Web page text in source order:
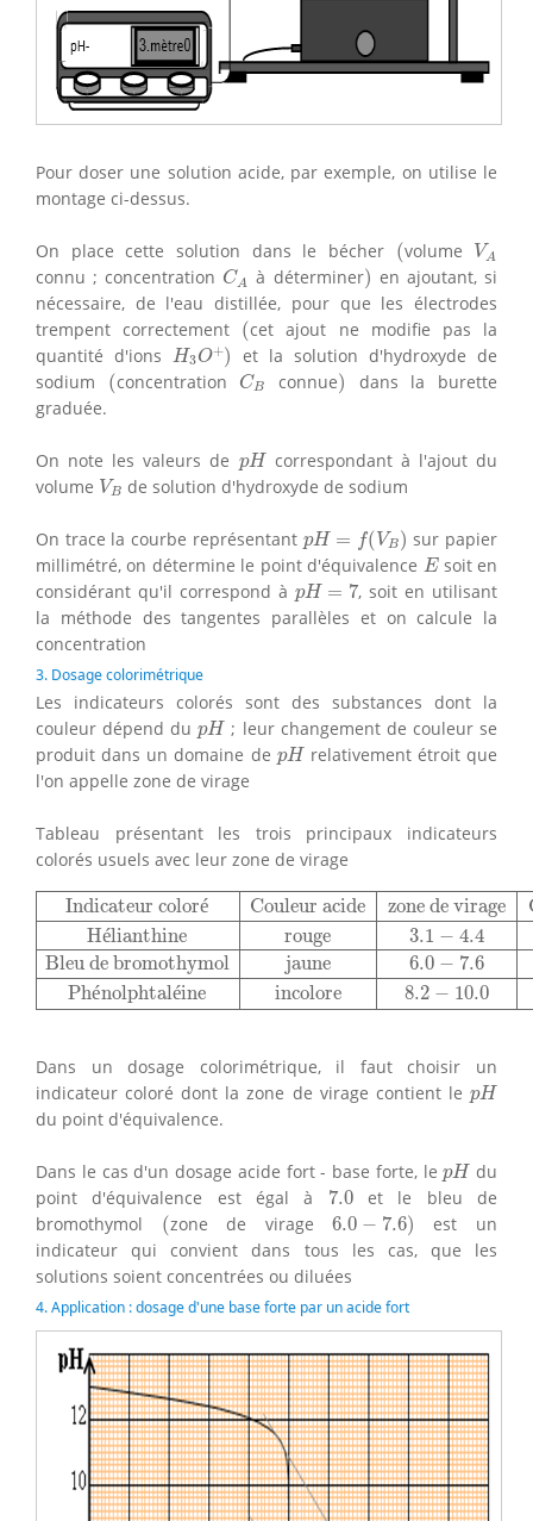
Pour doser une solution acide, par exemple, on utilise le
montage ci-dessus.
On place cette solution dans le bécher (
(volume VA
VA
connu ; concentration CA
CA à déterminer)
) en ajoutant, si
nécessaire, de l'eau distillée, pour que les électrodes
trempent correctement (
(cet ajout ne modifie pas la
quantité d'ions
H3O+)
H3O+) et la solution d'hydroxyde de
sodium (
(concentration CB
CB connue)
)
dans la burette
graduée.
On note les valeurs de pH
pHcorrespondant à l'ajout du
volume VB
VB de solution d'hydroxyde de sodium
On trace la courbe représentant pH = f(VB)
pH= VB)
sur papier
millimétré, on détermine le point d'équivalence E
Esoit en
considérant qu'il correspond à pH = 7
pH= 7
, soit en utilisant
la méthode des tangentes parallèles et on calcule la
concentration
3. Dosage colorimétrique
Les indicateurs colorés sont des substances dont la
couleur dépend dupH
pH ; leur changement de couleur se
produit dans un domaine de pH
pHrelativement étroit que
l'on appelle zone de virage
Tableau présentant les trois principaux indicateurs
colorés usuels avec leur zone de virage
Indicateur coloré Couleur acide zone de virage
Hélianthine rouge 3.1 − 4.4
Bleu de bromothymol
jaune 6.0 − 7.6
Phénolphtaléine incolore 8.2 − 10.0
Indicateur coloréCouleur acidezone de virage
Dans un dosage colorimétrique, il faut choisir un
indicateur coloré dont la zone de virage contient lepH
pH
du point d'équivalence.
Dans le cas d'un dosage acide fort - base forte, lepH
pH du
point d'équivalence est égal à 7.0
7.0et le bleu de
bromothymol (
(zone de virage6.0 − 7.6)
6.0 7.6)
est un
indicateur qui convient dans tous les cas, que les
solutions soient concentrées ou diluées
4. Application : dosage d'une base forte par un acide fort